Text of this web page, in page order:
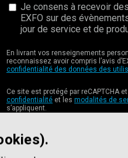
Je consens à recevoir
EXFO sur des
jour de service et de
En livrant vos renseignements
reconnaissez avoir compris l’avis
confidentialité des données des
Ce site est protégé par reCAPTCHA
confidentialité et les modalités de
s’appliquent.